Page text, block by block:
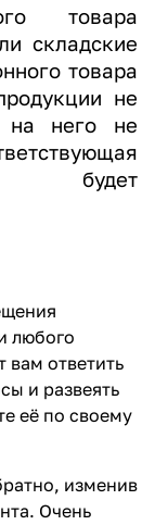
товара
складские
товара
не
на него не
будет
любого
вам ответить
и развеять
её по своему
изменив
Очень